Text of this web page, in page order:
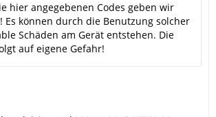
hier angegebenen Codes geben wir
Es können durch die Benutzung solcher
Schäden am Gerät entstehen. Die
auf eigene Gefahr!